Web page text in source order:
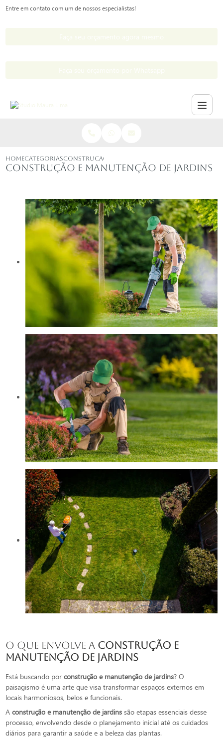
Entre em contato com um de nossos especialistas!
HOMECATEGORIASCONSTRUCAO MANUTENCAO JARDINS
Construção e manutenção de jardins
O Que Envolve a construção e
manutenção de jardins
Está buscando porconstrução e manutenção de jardins? O
paisagismo é uma arte que visa transformar espaços externos em
locais harmoniosos, belos e funcionais.
Aconstrução e manutenção de jardins são etapas essenciais desse
processo, envolvendo desde o planejamento inicial até os cuidados
diários para garantir a saúde e a beleza das plantas.